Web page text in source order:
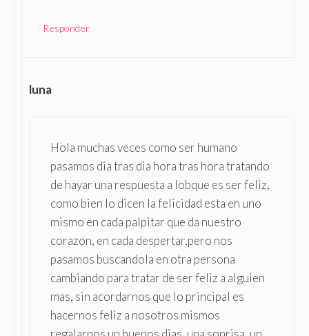
Responder
luna
Hola muchas veces como ser humano
pasamos dia tras dia hora tras hora tratando
de hayar una respuesta a lobque es ser feliz,
como bien lo dicen la felicidad esta en uno
mismo en cada palpitar que da nuestro
corazon, en cada despertar,pero nos
pasamos buscandola en otra persona
cambiando para tratar de ser feliz a alguien
mas, sin acordarnos que lo principal es
hacernos feliz a nosotros mismos